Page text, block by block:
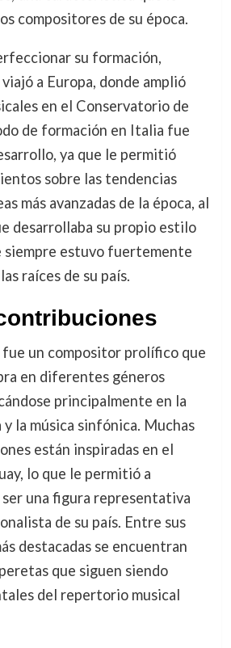
compositores de su época.
su formación,
a Europa, donde amplió
en el Conservatorio de
de formación en Italia fue
ya que le permitió
sobre las tendencias
más avanzadas de la época, al
desarrollaba su propio estilo
siempre estuvo fuertemente
raíces de su país.
fue un compositor prolífico que
en diferentes géneros
principalmente en la
la música sinfónica. Muchas
están inspiradas en el
lo que le permitió a
ser una figura representativa
de su país. Entre sus
destacadas se encuentran
que siguen siendo
del repertorio musical